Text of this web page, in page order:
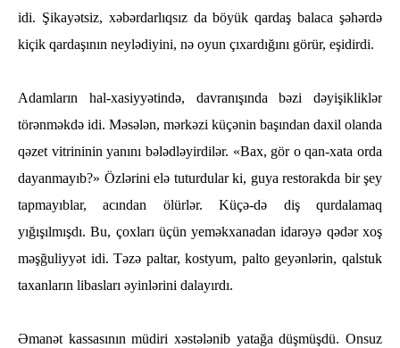
idi. Şikayәtsiz, xәbәrdarlıqsız da böyük qardaş balaca şәһәrdә
kiçik qardaşının neylәdiyini, nә oyun çıxardığını görür, eşidirdi.
Adamların һal-xasiyyәtindә, davranışında bәzi dәyişikliklәr
törәnmәkdә idi. Mәsәlәn, mәrkәzi küçәnin başından daxil olanda
qәzet vitrininin yanını bәlәdlәyirdilәr. «Bax, gör o qan-xata orda
dayanmayıb?» Özlәrini elә tuturdular ki, guya restorakda bir şey
tapmayıblar, acından ölürlәr. Küçә-dә diş qurdalamaq
yığışılmışdı. Bu, çoxları üçün yemәkxanadan idarәyә qәdәr xoş
mәşğuliyyәt idi. Tәzә paltar, kostyum, palto geyәnlәrin, qalstuk
taxanların libasları әyinlәrini dalayırdı.
Әmanәt kassasının müdiri xәstәlәnib yatağa düşmüşdü. Onsuz